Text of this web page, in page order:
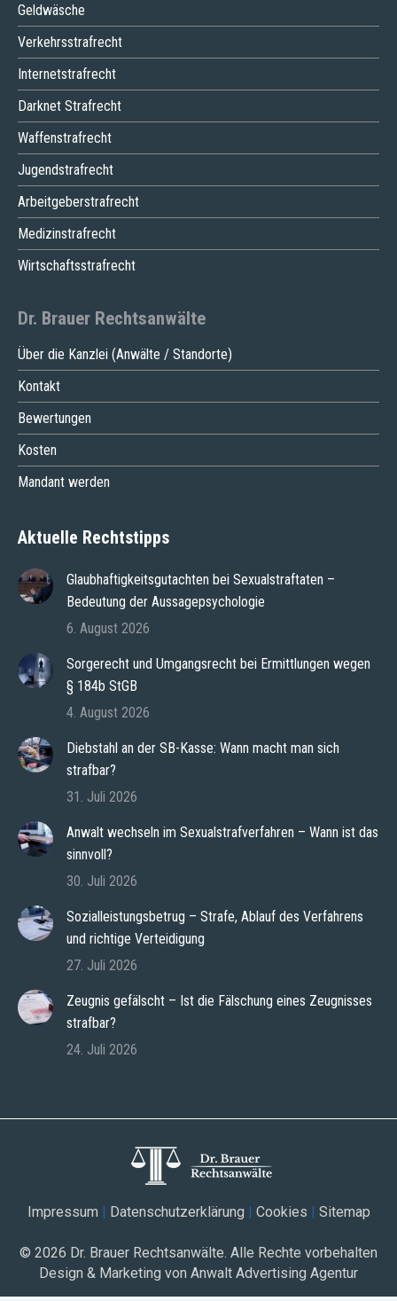
Geldwäsche
Verkehrsstrafrecht
Internetstrafrecht
Darknet Strafrecht
Waffenstrafrecht
Jugendstrafrecht
Arbeitgeberstrafrecht
Medizinstrafrecht
Wirtschaftsstrafrecht
Dr. Brauer Rechtsanwälte
Über die Kanzlei (Anwälte / Standorte)
Kontakt
Bewertungen
Kosten
Mandant werden
Aktuelle Rechtstipps
Glaubhaftigkeitsgutachten bei Sexualstraftaten –
Bedeutung der Aussagepsychologie
6. August 2026
Sorgerecht und Umgangsrecht bei Ermittlungen wegen
§ 184b StGB
4. August 2026
Diebstahl an der SB-Kasse: Wann macht man sich
strafbar?
31. Juli 2026
Anwalt wechseln im Sexualstrafverfahren – Wann ist das
sinnvoll?
30. Juli 2026
Sozialleistungsbetrug – Strafe, Ablauf des Verfahrens
und richtige Verteidigung
27. Juli 2026
Zeugnis gefälscht – Ist die Fälschung eines Zeugnisses
strafbar?
24. Juli 2026
Impressum | Datenschutzerklärung | Cookies | Sitemap
© 2026 Dr. Brauer Rechtsanwälte. Alle Rechte vorbehalten
Design & Marketing von Anwalt Advertising Agentur